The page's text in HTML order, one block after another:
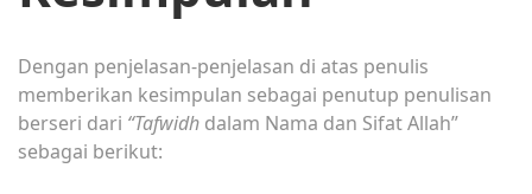
Dengan penjelasan-penjelasan di atas penulis
memberikan kesimpulan sebagai penutup penulisan
berseri dari “Tafwidh dalam Nama dan Sifat Allah”
sebagai berikut: